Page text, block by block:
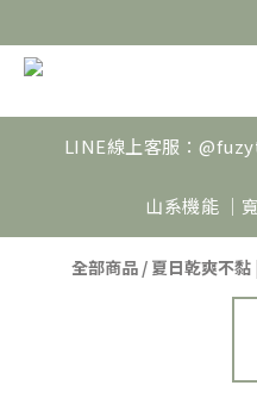
LINE線上客服：
山系機能 ｜
全部商品 / 夏日乾爽不黏